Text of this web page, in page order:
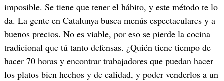
imposible. Se tiene que tener el hábito, y este método te lo
da. La gente en Catalunya busca menús espectaculares y a
buenos precios. No es viable, por eso se pierde la cocina
tradicional que tú tanto defensas. ¿Quién tiene tiempo de
hacer 70 horas y encontrar trabajadores que puedan hacer
los platos bien hechos y de calidad, y poder venderlos a un